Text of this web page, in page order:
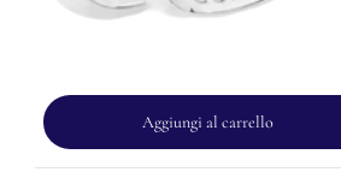
Aggiungi al carrello